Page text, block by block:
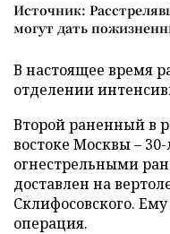
Источник:
могут дать
В настоящее время
отделении
Второй раненный в
востоке Москвы –
огнестрельными
доставлен на
Склифосовского.
операция.